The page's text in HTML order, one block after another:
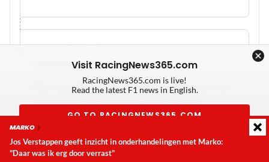
14 november 17:30
Hamilton nu wel naar P2!
Hij is nu echt voorbij aan Perez. Verstappen is de
volgende op zijn weg! Daar gaan we weer!
14 november 17:29
Laatste update:zondag 9 augustus 2026 15:23
Visit RacingNews365.com
RacingNews365.com is live!
Read the latest F1 news in English.
GO TO RACINGNEWS365.COM
Don't show again
MARKO
Jos Verstappen geeft inzicht in onderhandelingen met Marko:
"Daar was ik erg door verrast"